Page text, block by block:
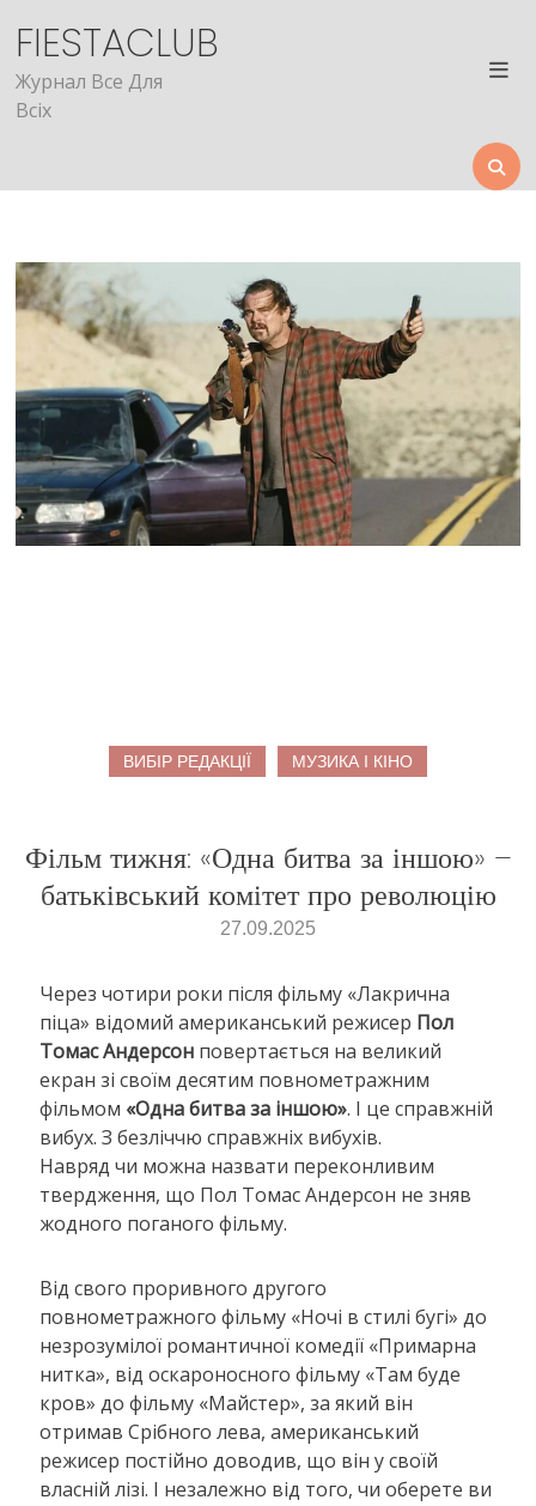
content
FIESTACLUB
Журнал Все Для
Всіх
ВИБІР РЕДАКЦІЇ МУЗИКА І КІНО
Фільм тижня: «Одна битва за іншою» –
батьківський комітет про революцію
27.09.2025
Через чотири роки після фільму «Лакрична
піца» відомий американський режисер Пол
Томас Андерсон повертається на великий
екран зі своїм десятим повнометражним
фільмом «Одна битва за іншою». І це справжній
вибух. З безліччю справжніх вибухів.
Навряд чи можна назвати переконливим
твердження, що Пол Томас Андерсон не зняв
жодного поганого фільму.
Від свого проривного другого
повнометражного фільму «Ночі в стилі бугі» до
незрозумілої романтичної комедії «Примарна
нитка», від оскароносного фільму «Там буде
кров» до фільму «Майстер», за який він
отримав Срібного лева, американський
режисер постійно доводив, що він у своїй
власній лізі. І незалежно від того, чи оберете ви